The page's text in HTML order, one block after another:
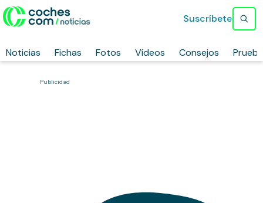
Noticias Fichas Fotos Vídeos Consejos
Suscríbete
Publicidad